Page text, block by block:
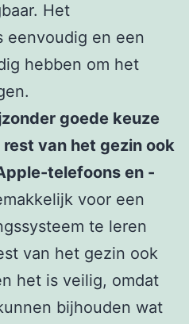
Het
eenvoudig en een
hebben om het
goede keuze
van het gezin ook
telefoons en -
voor een
te leren
van het gezin ook
het is veilig, omdat
bijhouden wat